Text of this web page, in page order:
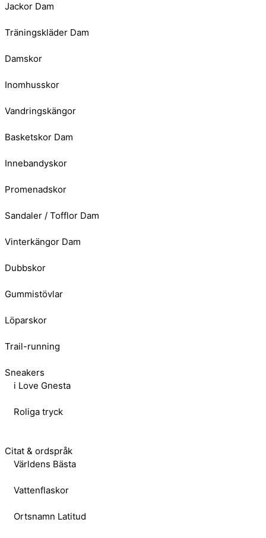
Jackor Dam
Träningskläder Dam
Damskor
Inomhusskor
Vandringskängor
Basketskor Dam
Innebandyskor
Promenadskor
Sandaler / Tofflor Dam
Vinterkängor Dam
Dubbskor
Gummistövlar
Löparskor
Trail-running
Sneakers
i Love Gnesta
Roliga tryck
Citat & ordspråk
Världens Bästa
Vattenflaskor
Ortsnamn Latitud